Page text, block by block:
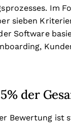
Im
sieben
Software
der
Bewertung ist